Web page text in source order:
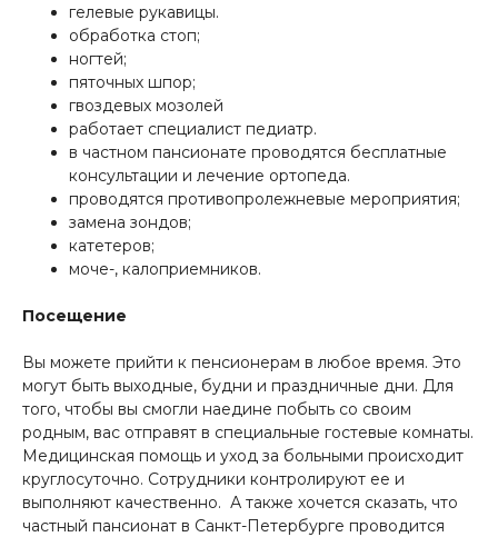
гелевые рукавицы.
обработка стоп;
ногтей;
пяточных шпор;
гвоздевых мозолей
работает специалист педиатр.
в частном пансионате проводятся бесплатные
консультации и лечение ортопеда.
проводятся противопролежневые мероприятия;
замена зондов;
катетеров;
моче-, калоприемников.
Посещение
Вы можете прийти к пенсионерам в любое время. Это
могут быть выходные, будни и праздничные дни. Для
того, чтобы вы смогли наедине побыть со своим
родным, вас отправят в специальные гостевые комнаты.
Медицинская помощь и уход за больными происходит
круглосуточно. Сотрудники контролируют ее и
выполняют качественно. А также хочется сказать, что
частный пансионат в Санкт-Петербурге проводится